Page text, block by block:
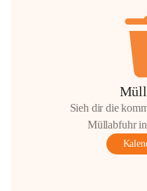
Sieh dir die
Müllabfuhr